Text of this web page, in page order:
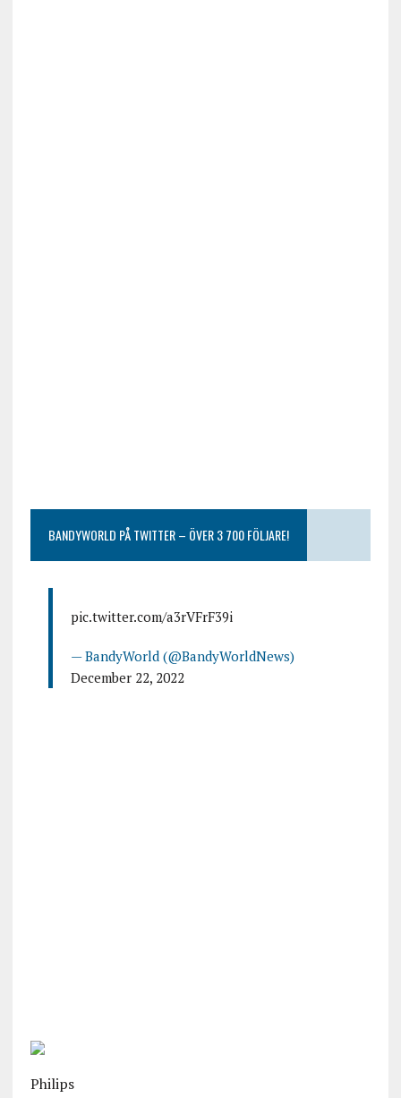
BANDYWORLD PÅ TWITTER – ÖVER 3 700 FÖLJARE!
pic.twitter.com/a3rVFrF39i
— BandyWorld (@BandyWorldNews)
December 22, 2022
Philips